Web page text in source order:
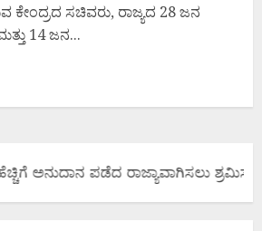
ಕೇಂದ್ರದ ಸಚಿವರು, ರಾಜ್ಯದ 28 ಜನ
14 ಜನ...
ಅನುದಾನ ಪಡೆದ ರಾಜ್ಯಾವಾಗಿಸಲು